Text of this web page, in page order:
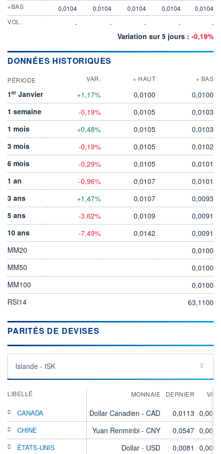
+BAS
0,0104 0,0104 0,0104 0,0104
0,0104
VOL.
- - - - -
Variation sur 5 jours : -0,19%
DONNÉES HISTORIQUES
PÉRIODE VAR. + HAUT + BAS
1er Janvier +1,17% 0,0100
0,0100
1 semaine
-0,19% 0,0105
0,0103
1 mois
+0,48% 0,0105
0,0103
3 mois
-0,19% 0,0105
0,0102
6 mois
-0,29% 0,0105
0,0101
1 an
-0,96% 0,0107
0,0101
3 ans
+1,47% 0,0107
0,0093
5 ans
-3,62% 0,0109
0,0091
10 ans
-7,49% 0,0142
0,0091
MM20
0,0100
MM50
0,0100
MM100
0,0100
RSI14
63,1100
PARITÉS DE DEVISES
Islande - ISK
LIBELLÉ MONNAIE DERNIER VAR
CANADA Dollar Canadien - CAD 0,0113 0,00%
CHINE Yuan Renminbi - CNY 0,0547 0,00%
ÉTATS-UNIS Dollar - USD 0,0081 0,00%